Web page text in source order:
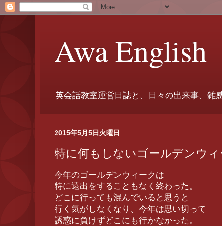
Awa English
英会話教室運営日誌と、日々の出来事、雑
2015年5月5日火曜日
特に何もしないゴールデンウィ
今年のゴールデンウィークは
特に遠出をすることもなく終わった。
どこに行っても混んでいると思うと
行く気がしなくなり、今年は思い切って
誘惑に負けずどこにも行かなかった。